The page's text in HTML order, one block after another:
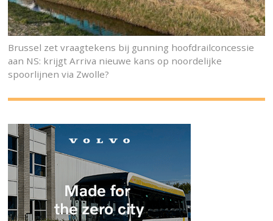
Brussel zet vraagtekens bij gunning hoofdrailconcessie
aan NS: krijgt Arriva nieuwe kans op noordelijke
spoorlijnen via Zwolle?